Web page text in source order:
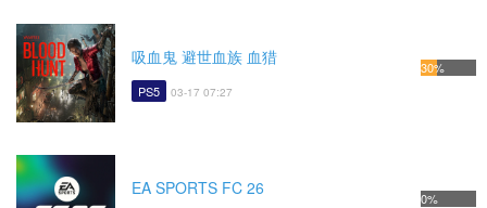
吸血鬼 避世血族 血猎
PS5 03-17 07:27
30%
EA SPORTS FC 26 0%